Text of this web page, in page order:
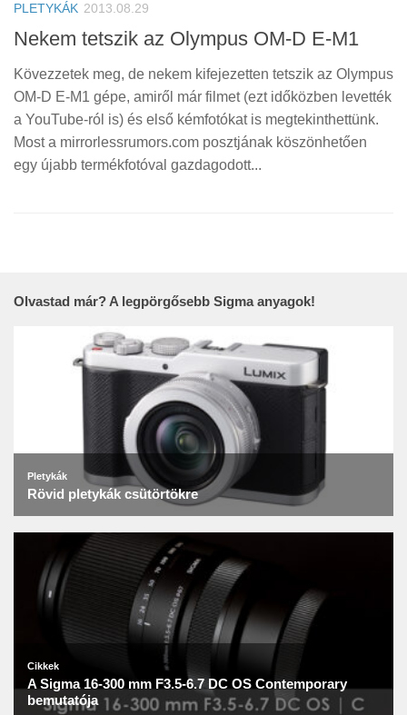
PLETYKÁK 2013.08.29
Nekem tetszik az Olympus OM-D E-M1
Kövezzetek meg, de nekem kifejezetten tetszik az Olympus
OM-D E-M1 gépe, amiről már filmet (ezt időközben levették
a YouTube-ról is) és első kémfotókat is megtekinthettünk.
Most a mirrorlessrumors.com posztjának köszönhetően
egy újabb termékfotóval gazdagodott...
Olvastad már? A legpörgősebb Sigma anyagok!